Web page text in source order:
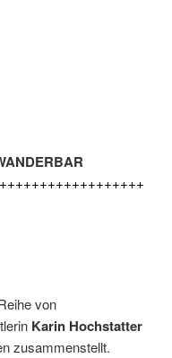
von
Karin Hochstatter
zusammenstellt.